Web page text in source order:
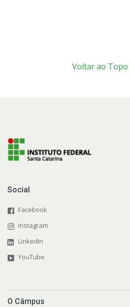
Voltar ao Topo
Social
Facebook
Instagram
LinkedIn
YouTube
O Câmpus